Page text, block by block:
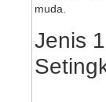
muda.
Jenis